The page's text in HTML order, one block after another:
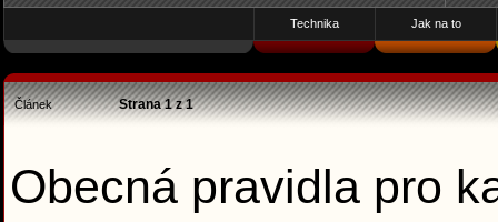
Technika Jak na to
Článek Strana1z1
Obecná pravidla pro